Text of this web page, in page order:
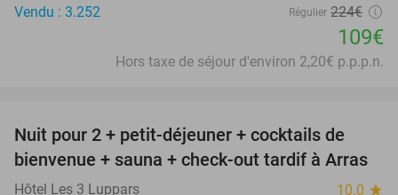
Vendu : 3.252 Régulier 224€
109€
Hors taxe de séjour d'environ 2,20€ p.p.p.n.
Nuit pour 2 + petit-déjeuner + cocktails de
bienvenue + sauna + check-out tardif à Arras
Hôtel Les 3 Luppars 10.0 star